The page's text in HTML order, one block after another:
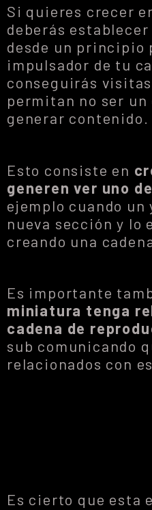
Si quieres crecer
deberás
desde un principio
impulsador de tu
conseguirás
permitan no ser
generar contenido.
Esto consiste en
generen ver uno
ejemplo cuando un
nueva sección y lo
creando una
Es importante
miniatura tenga
cadena de
sub comunicando
relacionados con
Es cierto que esta